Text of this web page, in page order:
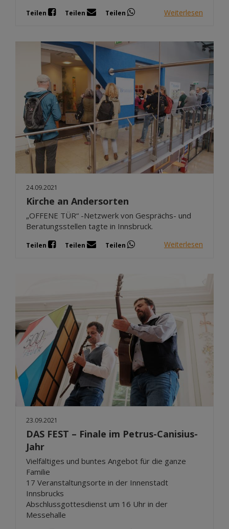
Teilen Teilen Teilen Weiterlesen
24.09.2021
Kirche an Andersorten
„OFFENE TÜR“ -Netzwerk von Gesprächs- und
Beratungsstellen tagte in Innsbruck.
Teilen Teilen Teilen Weiterlesen
23.09.2021
DAS FEST – Finale im Petrus-Canisius-
Jahr
Vielfältiges und buntes Angebot für die ganze
Familie
17 Veranstaltungsorte in der Innenstadt
Innsbrucks
Abschlussgottesdienst um 16 Uhr in der
Messehalle